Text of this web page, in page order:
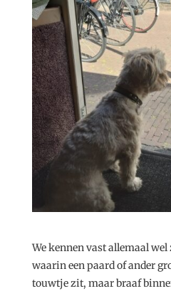
We kennen vast allemaal wel
waarin een paard of ander
touwtje zit, maar braaf